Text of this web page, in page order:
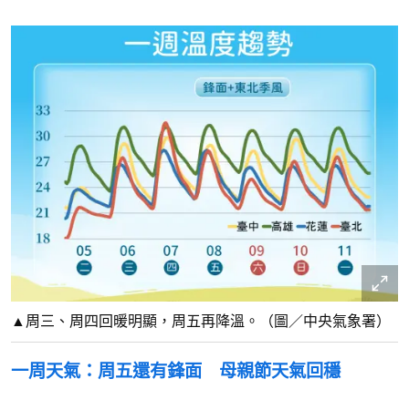
▲周三、周四回暖明顯，周五再降溫。（圖／中央氣象署）
一周天氣：周五還有鋒面 母親節天氣回穩